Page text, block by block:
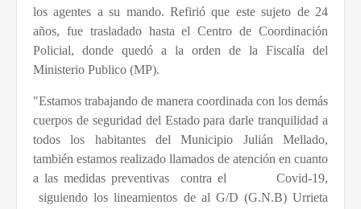
los agentes a su mando. Refirió que este sujeto de 24
años, fue trasladado hasta el Centro de Coordinación
Policial, donde quedó a la orden de la Fiscalía del
Ministerio Publico (MP).
"Estamos trabajando de manera coordinada con los demás
cuerpos de seguridad del Estado para darle tranquilidad a
todos los habitantes del Municipio Julián Mellado,
también estamos realizado llamados de atención en cuanto
a las medidas preventivas
contra el
Covid-19,
siguiendo los lineamientos de al G/D (G.N.B) Urrieta